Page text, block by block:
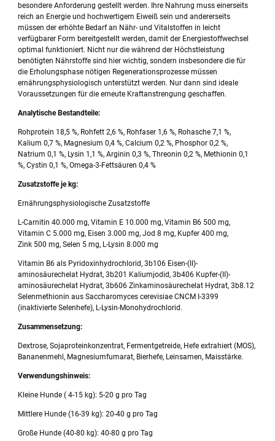
besondere Anforderung gestellt werden. Ihre Nahrung muss einerseits
reich an Energie und hochwertigem Eiweiß sein und andererseits
müssen der erhöhte Bedarf an Nähr- und Vitalstoffen in leicht
verfügbarer Form bereitgestellt werden, damit der Energiestoffwechsel
optimal funktioniert. Nicht nur die während der Höchstleistung
benötigten Nährstoffe sind hier wichtig, sondern insbesondere die für
die Erholungsphase nötigen Regenerationsprozesse müssen
ernährungsphysiologisch unterstützt werden. Nur dann sind ideale
Voraussetzungen für die erneute Kraftanstrengung geschaffen.
Analytische Bestandteile:
Rohprotein 18,5 %, Rohfett 2,6 %, Rohfaser 1,6 %, Rohasche 7,1 %,
Kalium 0,7 %, Magnesium 0,4 %, Calcium 0,2 %, Phosphor 0,2 %,
Natrium 0,1 %, Lysin 1,1 %, Arginin 0,3 %, Threonin 0,2 %, Methionin 0,1
%, Cystin 0,1 %, Omega-3-Fettsäuren 0,4 %
Zusatzstoffe je kg:
Ernährungsphysiologische Zusatzstoffe
L-Carnitin 40.000 mg, Vitamin E 10.000 mg, Vitamin B6 500 mg,
Vitamin C 5.000 mg, Eisen 3.000 mg, Jod 8 mg, Kupfer 400 mg,
Zink 500 mg, Selen 5 mg, L-Lysin 8.000 mg
Vitamin B6 als Pyridoxinhydrochlorid, 3b106 Eisen-(II)-
aminosäurechelat Hydrat, 3b201 Kaliumjodid, 3b406 Kupfer-(II)-
aminosäurechelat Hydrat, 3b606 Zinkaminosäurechelat Hydrat, 3b8.12
Selenmethionin aus Saccharomyces cerevisiae CNCM I-3399
(inaktivierte Selenhefe), L-Lysin-Monohydrochlorid.
Zusammensetzung:
Dextrose, Sojaproteinkonzentrat, Fermentgetreide, Hefe extrahiert (MOS),
Bananenmehl, Magnesiumfumarat, Bierhefe, Leinsamen, Maisstärke.
Verwendungshinweis:
Kleine Hunde ( 4-15 kg): 5-20 g pro Tag
Mittlere Hunde (16-39 kg): 20-40 g pro Tag
Große Hunde (40-80 kg): 40-80 g pro Tag